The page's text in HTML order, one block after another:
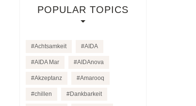
POPULAR TOPICS
Achtsamkeit AIDA
AIDA Mar AIDAnova
Akzeptanz Amarooq
chillen Dankbarkeit